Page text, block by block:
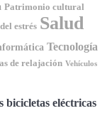
Patrimonio cultural
estrés Salud
Tecnología
de relajación Vehículos
bicicletas eléctricas